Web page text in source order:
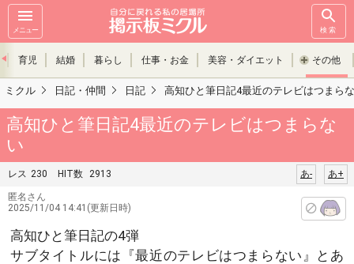
メニュー 検索
育児 結婚 暮らし 仕事・お金 美容・ダイエット その他
ミクル 日記・仲間 日記 高知ひと筆日記4最近のテレビはつまら
高知ひと筆日記4最近のテレビはつまらな
い
レス 230 HIT数 2913 あ+
あ-
匿名さん
2025/11/04 14:41(更新日時)
高知ひと筆日記の4弾
サブタイトルには『最近のテレビはつまらない』とあ